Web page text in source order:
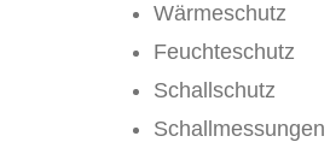
Wärmeschutz
Feuchteschutz
Schallschutz
Schallmessungen